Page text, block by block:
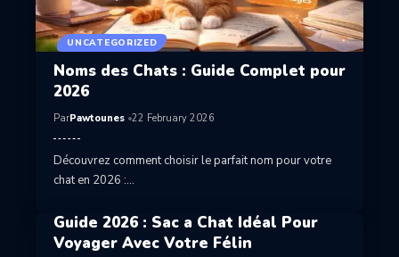
UNCATEGORIZED
Noms des Chats : Guide Complet pour
2026
ParPawtounes 22 February 2026
Découvrez comment choisir le parfait nom pour votre
chat en 2026 :…
Guide 2026 : Sac a Chat Idéal Pour
Voyager Avec Votre Félin